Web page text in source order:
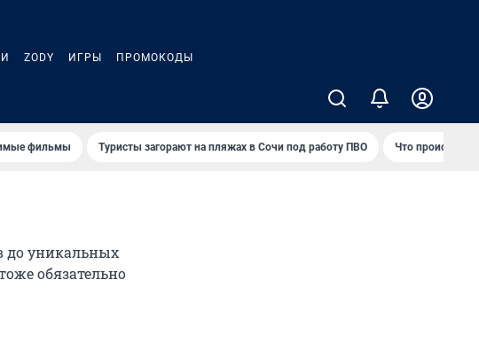
ZODY ИГРЫ ПРОМОКОДЫ
фильмы Туристы загорают на пляжах в Сочи под работу ПВО Что происходит
до уникальных
обязательно